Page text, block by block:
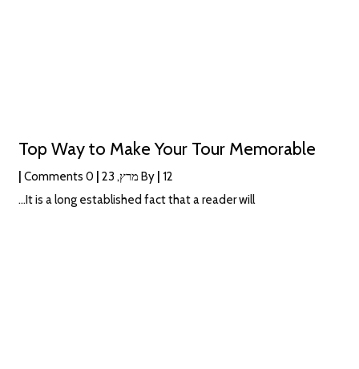
Top Way to Make Your Tour Memorable
By| מרץ, 23 |
0 Comments
|
It is a long established fact that a reader will…